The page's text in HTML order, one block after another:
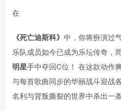
在
《死亡迪斯科》 中，你将扮演过
乐队成员如今已成为乐坛传奇，
明星手中夺回C位！ 在这款动作
与每首歌曲同步的华丽战斗迎战
名利与背叛撕裂的世界中杀出一条